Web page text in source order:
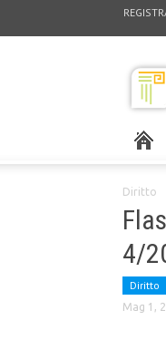
Diritto
4/
Diritto
Mag 1,